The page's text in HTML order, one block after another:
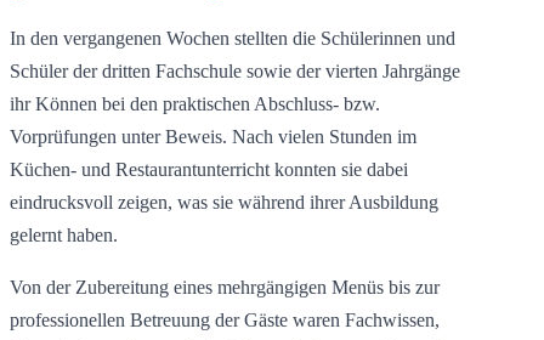
In den vergangenen Wochen stellten die Schülerinnen und
Schüler der dritten Fachschule sowie der vierten Jahrgänge
ihr Können bei den praktischen Abschluss- bzw.
Vorprüfungen unter Beweis. Nach vielen Stunden im
Küchen- und Restaurantunterricht konnten sie dabei
eindrucksvoll zeigen, was sie während ihrer Ausbildung
gelernt haben.
Von der Zubereitung eines mehrgängigen Menüs bis zur
professionellen Betreuung der Gäste waren Fachwissen,